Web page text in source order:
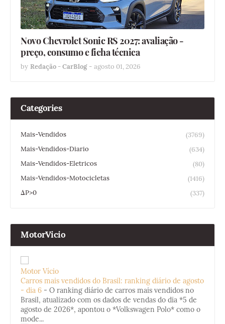
Novo Chevrolet Sonic RS 2027: avaliação -
preço, consumo e ficha técnica
by Redação - CarBlog - agosto 01, 2026
Categories
Mais-Vendidos
(3769)
Mais-Vendidos-Diario
(634)
Mais-Vendidos-Eletricos
(80)
Mais-Vendidos-Motocicletas
(1416)
ΔP>0
(337)
MotorVicio
Motor Vício
Carros mais vendidos do Brasil: ranking diário de agosto
- dia 6 - O ranking diário de carros mais vendidos no
Brasil, atualizado com os dados de vendas do dia *5 de
agosto de 2026*, apontou o *Volkswagen Polo* como o
mode...